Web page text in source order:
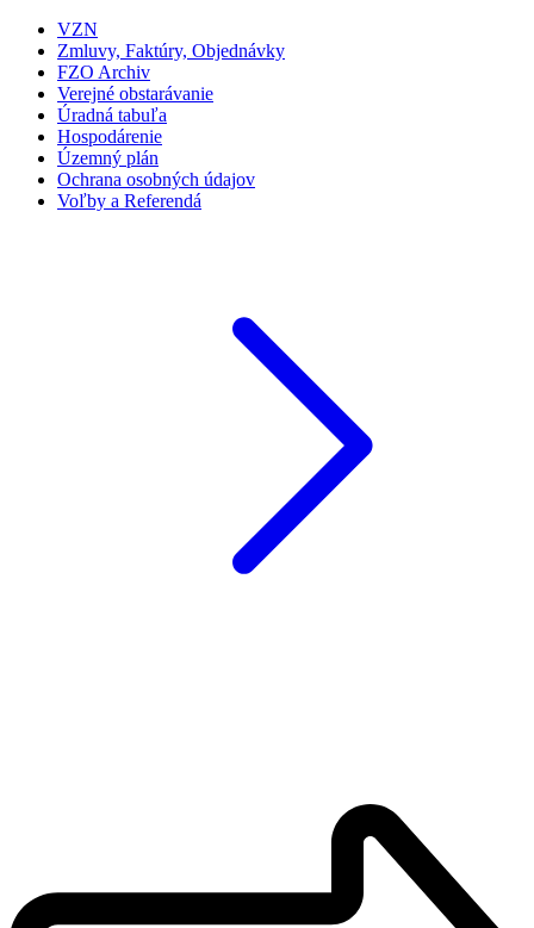
VZN
Zmluvy, Faktúry, Objednávky
FZO Archiv
Verejné obstarávanie
Úradná tabuľa
Hospodárenie
Územný plán
Ochrana osobných údajov
Voľby a Referendá